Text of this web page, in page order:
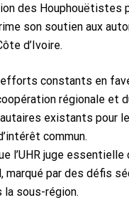
des Houphouëtistes
son soutien aux
d’Ivoire.
constants en
régionale et
existants pour
commun.
l’UHR juge essentielle
marqué par des défis
sous-région.